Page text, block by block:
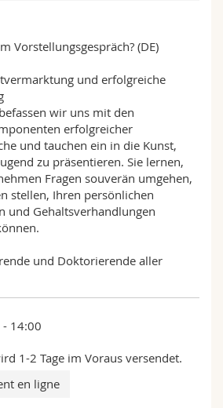
cours
Vorstellungsgespräch? (DE)
und erfolgreiche
wir uns mit den
erfolgreicher
und tauchen ein in die Kunst,
zu präsentieren. Sie lernen,
Fragen souverän umgehen,
stellen, Ihren persönlichen
und Gehaltsverhandlungen
und Doktorierende aller
14:00
1-2 Tage im Voraus versendet.
en ligne